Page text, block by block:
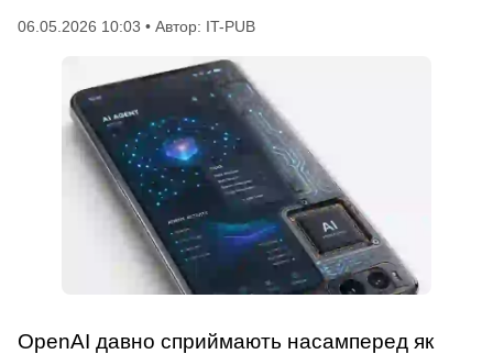
06.05.2026 10:03 • Автор: IT-PUB
OpenAI давно сприймають насамперед як